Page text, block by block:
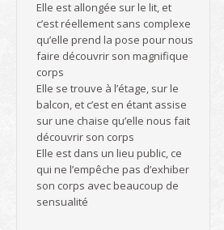
Elle est allongée sur le lit, et
c’est réellement sans complexe
qu’elle prend la pose pour nous
faire découvrir son magnifique
corps
Elle se trouve à l’étage, sur le
balcon, et c’est en étant assise
sur une chaise qu’elle nous fait
découvrir son corps
Elle est dans un lieu public, ce
qui ne l’empêche pas d’exhiber
son corps avec beaucoup de
sensualité